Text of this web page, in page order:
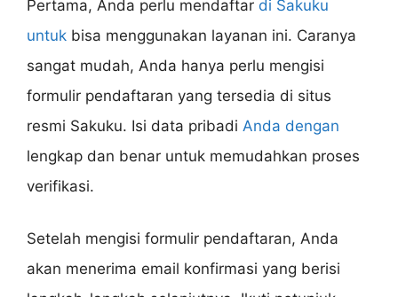
Pertama, Anda perlu mendaftar di Sakuku
untuk bisa menggunakan layanan ini. Caranya
sangat mudah, Anda hanya perlu mengisi
formulir pendaftaran yang tersedia di situs
resmi Sakuku. Isi data pribadi Anda dengan
lengkap dan benar untuk memudahkan proses
verifikasi.
Setelah mengisi formulir pendaftaran, Anda
akan menerima email konfirmasi yang berisi